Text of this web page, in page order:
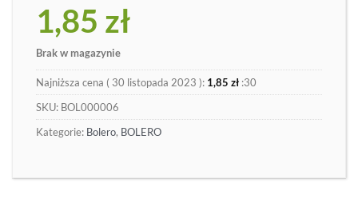
1,85 zł
Brak w magazynie
Najniższa cena ( 30 listopada 2023 ): 1,85 zł :30
SKU: BOL000006
Kategorie: Bolero, BOLERO